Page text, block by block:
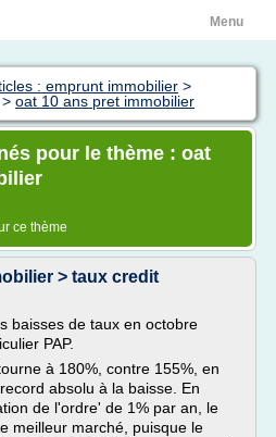
Menu
: emprunt immobilier >
> oat 10 ans pret immobilier
pour le thème : oat
ce thème
> taux credit
baisses de taux en octobre
PAP.
à 180%, contre 155%, en
absolu à la baisse. En
de l'ordre' de 1% par an, le
meilleur marché, puisque le